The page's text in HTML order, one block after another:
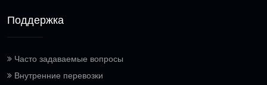
Поддержка
Часто задаваемые вопросы
Внутренние перевозки